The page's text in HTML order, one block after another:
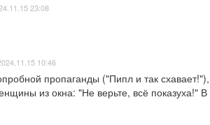
23:08
10:46
пропаганды ("Пипл и так
из окна: "Не верьте, всё показуха!"